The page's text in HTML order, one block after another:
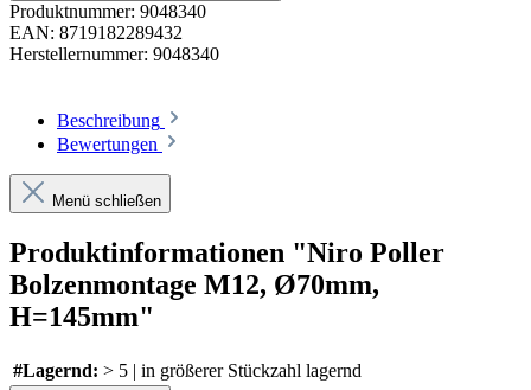
Produktnummer: 9048340
EAN: 8719182289432
Herstellernummer: 9048340
Beschreibung
Bewertungen
Menü schließen
Produktinformationen "Niro Poller
Bolzenmontage M12, Ø70mm,
H=145mm"
#Lagernd: > 5 | in größerer Stückzahl lagernd